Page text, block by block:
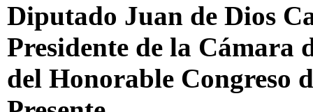
Diputado Juan de Dios
Presidente de la Cámara
del Honorable Congreso